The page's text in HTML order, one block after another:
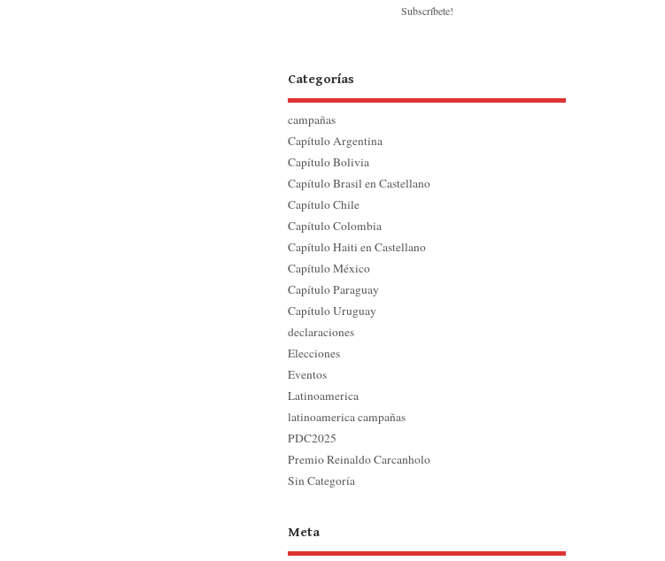
Subscríbete!
Categorías
campañas
Capítulo Argentina
Capítulo Bolivia
Capítulo Brasil en Castellano
Capítulo Chile
Capítulo Colombia
Capítulo Haiti en Castellano
Capítulo México
Capítulo Paraguay
Capítulo Uruguay
declaraciones
Elecciones
Eventos
Latinoamerica
latinoamerica campañas
PDC2025
Premio Reinaldo Carcanholo
Sin Categoría
Meta